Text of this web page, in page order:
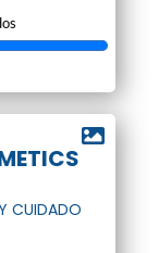
CUIDADO